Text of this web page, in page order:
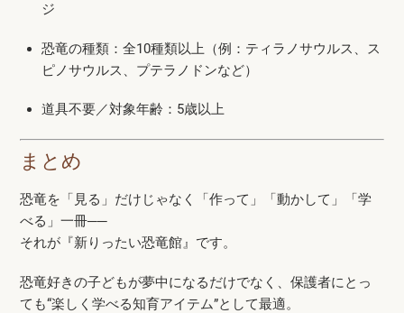
ジ
恐竜の種類：全10種類以上（例：ティラノサウルス、ス
ピノサウルス、プテラノドンなど）
道具不要／対象年齢：5歳以上
まとめ
恐竜を「見る」だけじゃなく「作って」「動かして」「学
べる」一冊──
それが『新りったい恐竜館』です。
恐竜好きの子どもが夢中になるだけでなく、保護者にとっ
ても“楽しく学べる知育アイテム”として最適。